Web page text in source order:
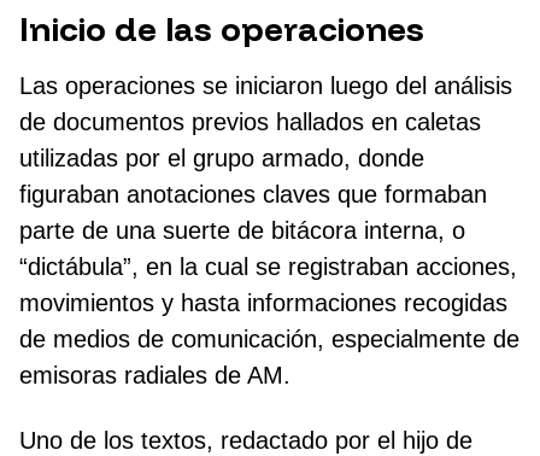
Inicio de las operaciones
Las operaciones se iniciaron luego del análisis
de documentos previos hallados en caletas
utilizadas por el grupo armado, donde
figuraban anotaciones claves que formaban
parte de una suerte de bitácora interna, o
“dictábula”, en la cual se registraban acciones,
movimientos y hasta informaciones recogidas
de medios de comunicación, especialmente de
emisoras radiales de AM.
Uno de los textos, redactado por el hijo de